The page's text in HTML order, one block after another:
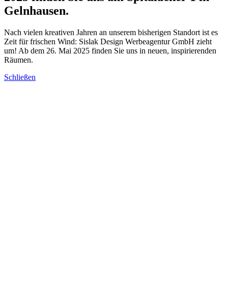
Gelnhausen.
Nach vielen kreativen Jahren an unserem bisherigen Standort ist es
Zeit für frischen Wind: Sislak Design Werbeagentur GmbH zieht
um! Ab dem 26. Mai 2025 finden Sie uns in neuen, inspirierenden
Räumen.
Schließen